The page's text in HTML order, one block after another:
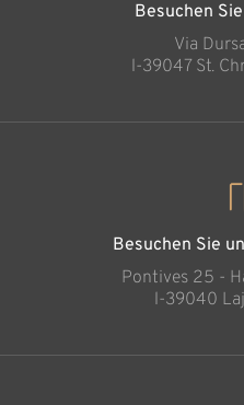
Besuchen
Via
l-39047 St.
Besuchen Sie
Pontives 25 -
l-39040